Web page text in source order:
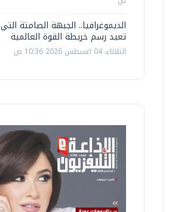
الديموغرافيا.. الجبهة الصامتة التي
تعيد رسم خريطة القوة العالمية
الثلاثاء، 04 اغسطس 2026 10:36 ص